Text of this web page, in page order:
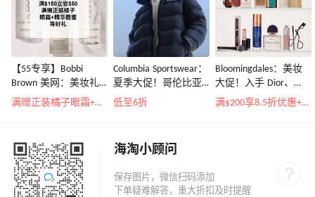
【55专享】Bobbi
Brown 美网：美妆礼
遇！满$150立省$50
满赠正装橘子眼霜+精华唇蜜等好礼
Columbia Sportswear：
夏季大促！哥伦比亚
运动热卖
低至6折
Bloomingdales：美妆
大促！入手 Dior、
Prada、TF 等
满$200享8.5折优惠+部分送好礼
海淘小顾问